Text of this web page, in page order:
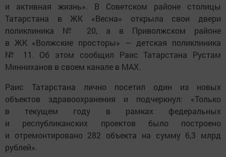
и активная жизнь». В Советском районе столицы
Татарстана в ЖК «Весна» открыла свои двери
поликлиника № 20, а в Приволжском районе
в ЖК «Волжские просторы» — детская поликлиника
№ 11. Об этом сообщил Раис Татарстана Рустам
Минниханов в своем канале в MAX.
Раис Татарстана лично посетил один из новых
объектов здравоохранения и подчеркнул: «Только
в текущем году в рамках федеральных
и республиканских проектов было построено
и отремонтировано 282 объекта на сумму 6,3 млрд
рублей».